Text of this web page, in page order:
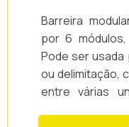
Barreira
por 6
Pode ser usada
ou delimitação,
entre várias